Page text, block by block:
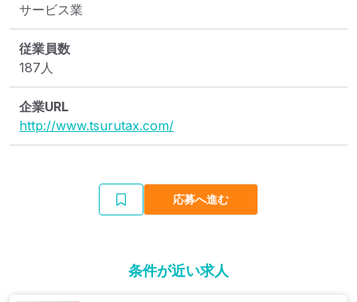
サービス業
従業員数
187人
企業URL
http://www.tsurutax.com/
応募へ進む
条件が近い求人